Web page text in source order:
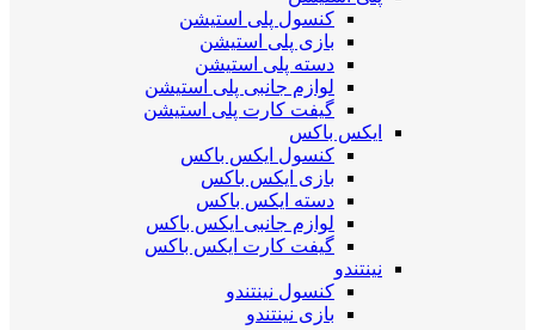
کنسول پلی استیشن
بازی پلی استیشن
دسته پلی استیشن
لوازم جانبی پلی استیشن
گیفت کارت پلی استیشن
ایکس باکس
کنسول ایکس باکس
بازی ایکس باکس
دسته ایکس باکس
لوازم جانبی ایکس باکس
گیفت کارت ایکس باکس
نینتندو
کنسول نینتندو
بازی نینتندو